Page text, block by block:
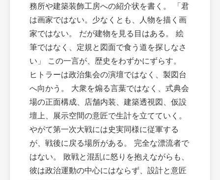
務所や建築装飾工房への紹介状を書く。 「君
は画家ではない。少なくとも、人物を描く画
家ではない。 だが建物を見る目はある。 絵
筆ではなく、定規と図面で食う道を探しなさ
い」 この一言が、歴史をわずかにずらす。
ヒトラーは政治集会の演壇ではなく、製図台
へ向かう。 大衆を煽る言葉ではなく、式典会
場の正面構成、店舗内装、建築透視図、仮設
壇上、展示空間の意匠で生計を立てていく。
やがて第一次大戦には史実同様に従軍する
が、戦後に戻る場所がある。 完全な漂流者で
はない。 敗戦と混乱に怒りを抱えながらも、
彼は政治運動の中心にはならず、設計と意匠